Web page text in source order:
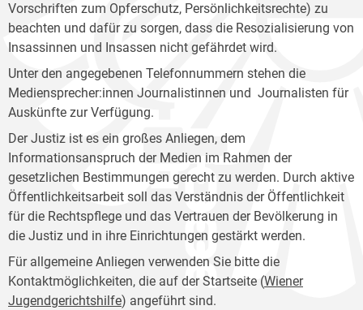
Vorschriften zum Opferschutz, Persönlichkeitsrechte) zu
beachten und dafür zu sorgen, dass die Resozialisierung von
Insassinnen und Insassen nicht gefährdet wird.
Unter den angegebenen Telefonnummern stehen die
Mediensprecher:innen Journalistinnen und Journalisten für
Auskünfte zur Verfügung.
Der Justiz ist es ein großes Anliegen, dem
Informationsanspruch der Medien im Rahmen der
gesetzlichen Bestimmungen gerecht zu werden. Durch aktive
Öffentlichkeitsarbeit soll das Verständnis der Öffentlichkeit
für die Rechtspflege und das Vertrauen der Bevölkerung in
die Justiz und in ihre Einrichtungen gestärkt werden.
Für allgemeine Anliegen verwenden Sie bitte die
Kontaktmöglichkeiten, die auf der Startseite (Wiener
Jugendgerichtshilfe) angeführt sind.